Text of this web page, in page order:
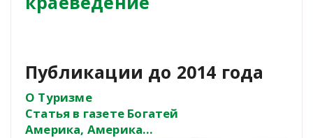
Публикации до 2014 года
О Туризме
Статья в газете Богатей
Америка, Америка…